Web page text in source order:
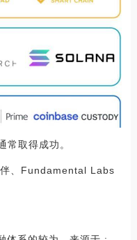
常取得成功。
、Fundamental Labs